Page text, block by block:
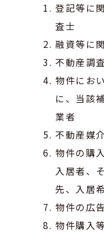
登記等に
査士
融資等に
不動産調
物件にお
に、当該
業者
不動産媒
物件の購
入居者、
先、入居
物件の広
物件購入